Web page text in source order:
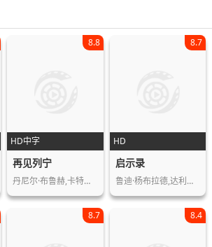
HD中字
8.8
再见列宁
丹尼尔·布鲁赫,卡特琳·萨斯,丘尔潘·…
HD
8.7
启示录
鲁迪·杨布拉德,达利娅·埃尔南德斯,乔…
8.7 8.4